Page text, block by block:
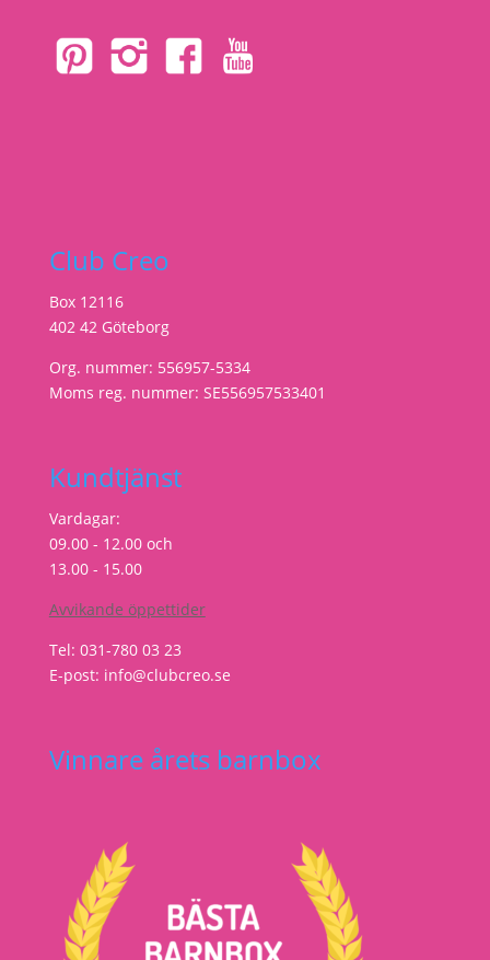
Club Creo
Box 12116
402 42 Göteborg
Org. nummer: 556957-5334
Moms reg. nummer: SE556957533401
Kundtjänst
Vardagar:
09.00 - 12.00 och
13.00 - 15.00
Avvikande öppettider
Tel: 031-780 03 23
E-post: info@clubcreo.se
Vinnare årets barnbox